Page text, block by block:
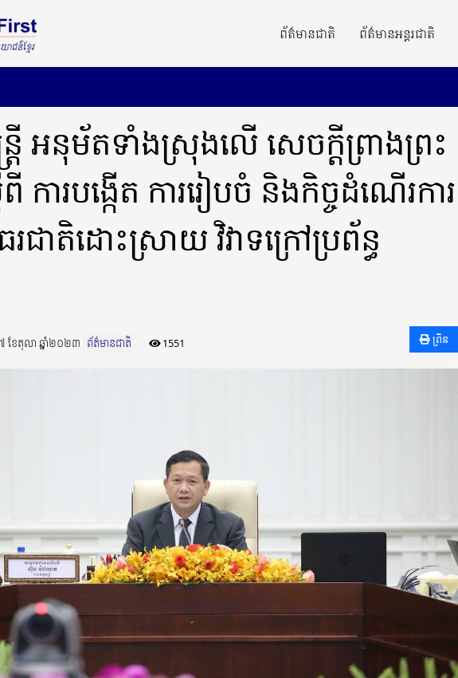
ព័ត៌មានជាតិ ព័ត៌មានអន្តរជាតិ
តី អនុម័តទាំងស្រុងលើ សេចក្តីព្រាងព្រះ
ពី ការបង្កើត ការរៀបចំ និងកិច្ចដំណើរការ
រជាតិដោះស្រាយ វិវាទក្រៅប្រព័ន្ធ
ខែតុលា ឆ្នាំ២០២៣ ព័ត៌មានជាតិ 1551 ព្រីន